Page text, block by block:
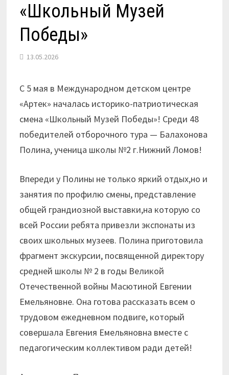
«Школьный Музей
Победы»
13.05.2026
С 5 мая в Международном детском центре
«Артек» началась историко-патриотическая
смена «Школьный Музей Победы»! Среди 48
победителей отборочного тура — Балахонова
Полина, ученица школы №2 г.Нижний Ломов!
Впереди у Полины не только яркий отдых,но и
занятия по профилю смены, представление
общей грандиозной выставки,на которую со
всей России ребята привезли экспонаты из
своих школьных музеев. Полина приготовила
фрагмент экскурсии, посвященной директору
средней школы № 2 в годы Великой
Отечественной войны Масютиной Евгении
Емельяновне. Она готова рассказать всем о
трудовом ежедневном подвиге, который
совершала Евгения Емельяновна вместе с
педагогическим коллективом ради детей!